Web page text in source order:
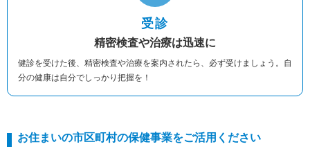
受診
精密検査や治療は迅速に
健診を受けた後、精密検査や治療を案内されたら、必ず受けましょう。自
分の健康は自分でしっかり把握を！
お住まいの市区町村の保健事業をご活用ください